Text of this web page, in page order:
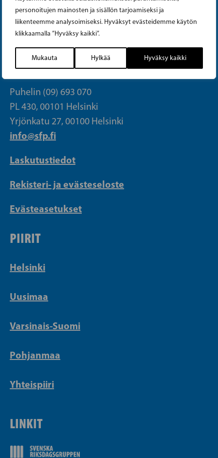
personoitujen mainosten ja sisällön tarjoamiseksi ja
liikenteemme analysoimiseksi. Hyväksyt evästeidemme käytön
klikkaamalla ”Hyväksy kaikki”.
Mukauta Hylkää Hyväksy kaikki
Tiktok
PUOLUETOIMISTO
Puhelin (09) 693 070
PL 430, 00101 Helsinki
Yrjönkatu 27, 00100 Helsinki
info@sfp.fi
Laskutustiedot
Rekisteri- ja evästeseloste
Evästeasetukset
PIIRIT
Helsinki
Uusimaa
Varsinais-Suomi
Pohjanmaa
Yhteispiiri
LINKIT